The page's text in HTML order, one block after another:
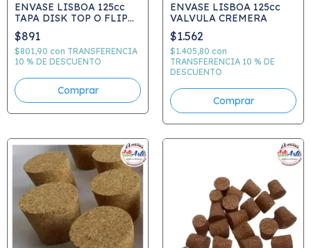
ENVASE LISBOA 125cc
TAPA DISK TOP O FLIP
TOP
$891
$801,90 con TRANSFERENCIA
10 % DE DESCUENTO
ENVASE LISBOA 125cc
VALVULA CREMERA
$1.562
$1.405,80 con
TRANSFERENCIA 10 % DE
DESCUENTO